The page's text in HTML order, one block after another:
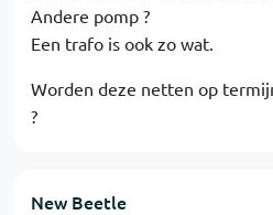
Andere pomp ?
Een trafo is ook zo wat.
Worden deze netten op
?
New Beetle